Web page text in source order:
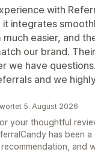
with
integrates
easier, and
our brand.
we have
and we
5. August 2026
your thoughtful
has been
and